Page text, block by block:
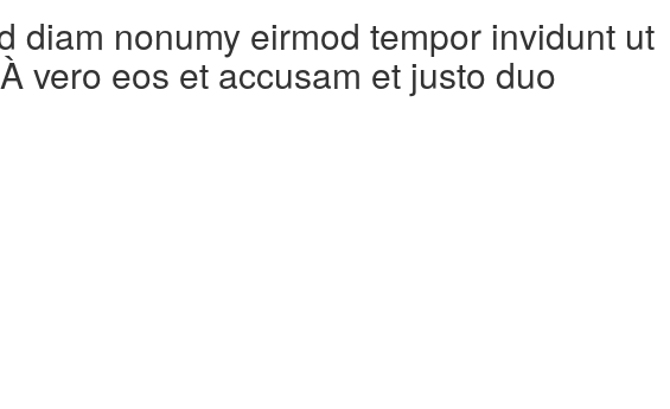
diam nonumy eirmod tempor invidunt ut
vero eos et accusam et justo duo